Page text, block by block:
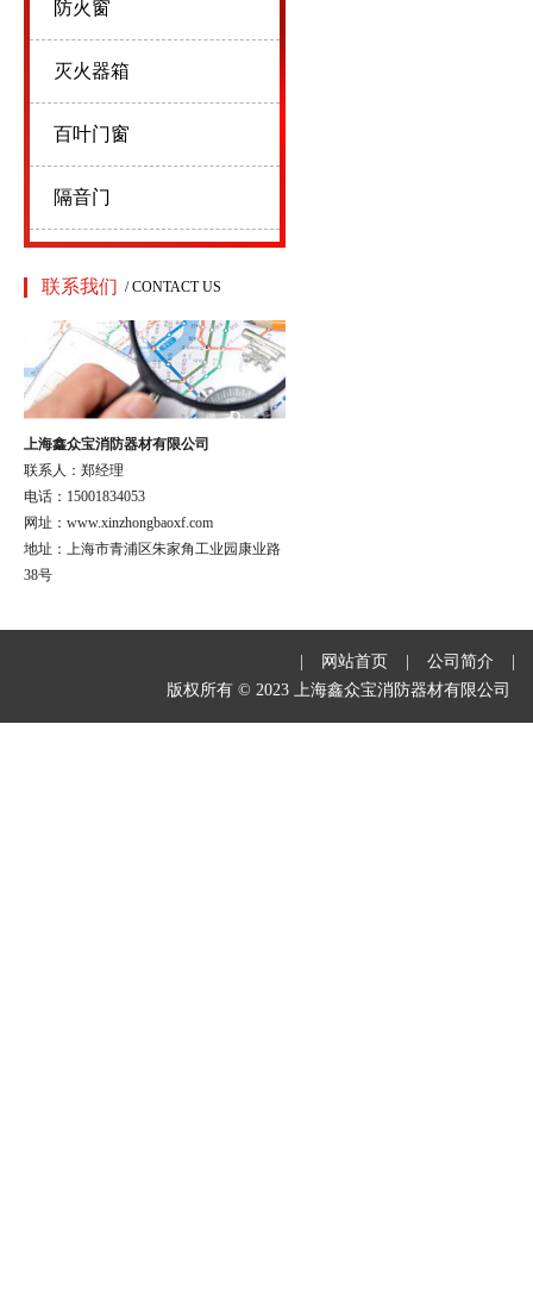
防火窗
灭火器箱
百叶门窗
隔音门
联系我们 / CONTACT US
上海鑫众宝消防器材有限公司
联系人：郑经理
电话：15001834053
网址：www.xinzhongbaoxf.com
地址：上海市青浦区朱家角工业园康业路
38号
网站首页 公司简介
版权所有 © 2023 上海鑫众宝消防器材有限公